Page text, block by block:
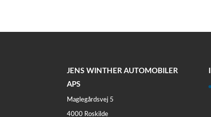
JENS WINTHER AUTOMOBILER
APS
Maglegårdsvej 5
4000 Roskilde